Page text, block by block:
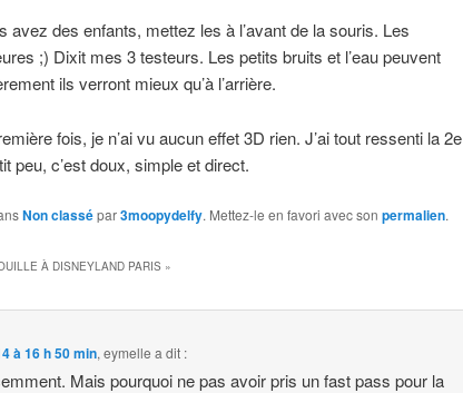
avez des enfants, mettez les à l’avant de la souris. Les
;) Dixit mes 3 testeurs. Les petits bruits et l’eau peuvent
ils verront mieux qu’à l’arrière.
fois, je n’ai vu aucun effet 3D rien. J’ai tout ressenti la 2e
peu, c’est doux, simple et direct.
Non classépar3moopydelfy. Mettez-le en favori avec son permalien.
À DISNEYLAND PARIS»
à 16 h 50 min,eymelle a dit :
Mais pourquoi ne pas avoir pris un fast pass pour la